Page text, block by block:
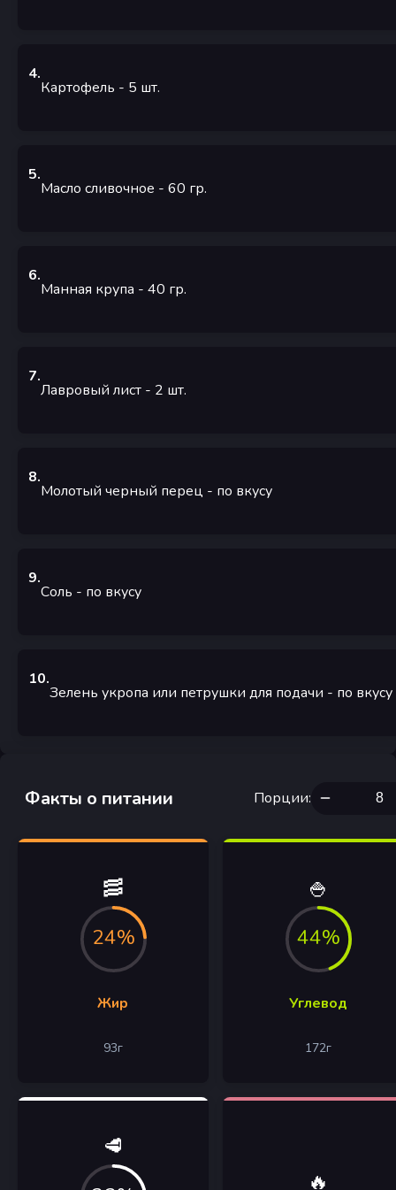
4.
Картофель - 5 шт.
5.
Масло сливочное - 60 гр.
6.
Манная крупа - 40 гр.
7.
Лавровый лист - 2 шт.
8.
Молотый черный перец - по вкусу
9.
Соль - по вкусу
10.
Зелень укропа или петрушки для подачи - по вкусу
Факты о питании Порции:
🥓
24%
Жир
93г
🍚
44%
Углевод
172г
🥩
🔥